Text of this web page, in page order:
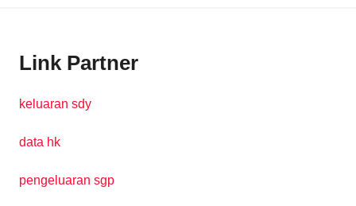
Link Partner
keluaran sdy
data hk
pengeluaran sgp